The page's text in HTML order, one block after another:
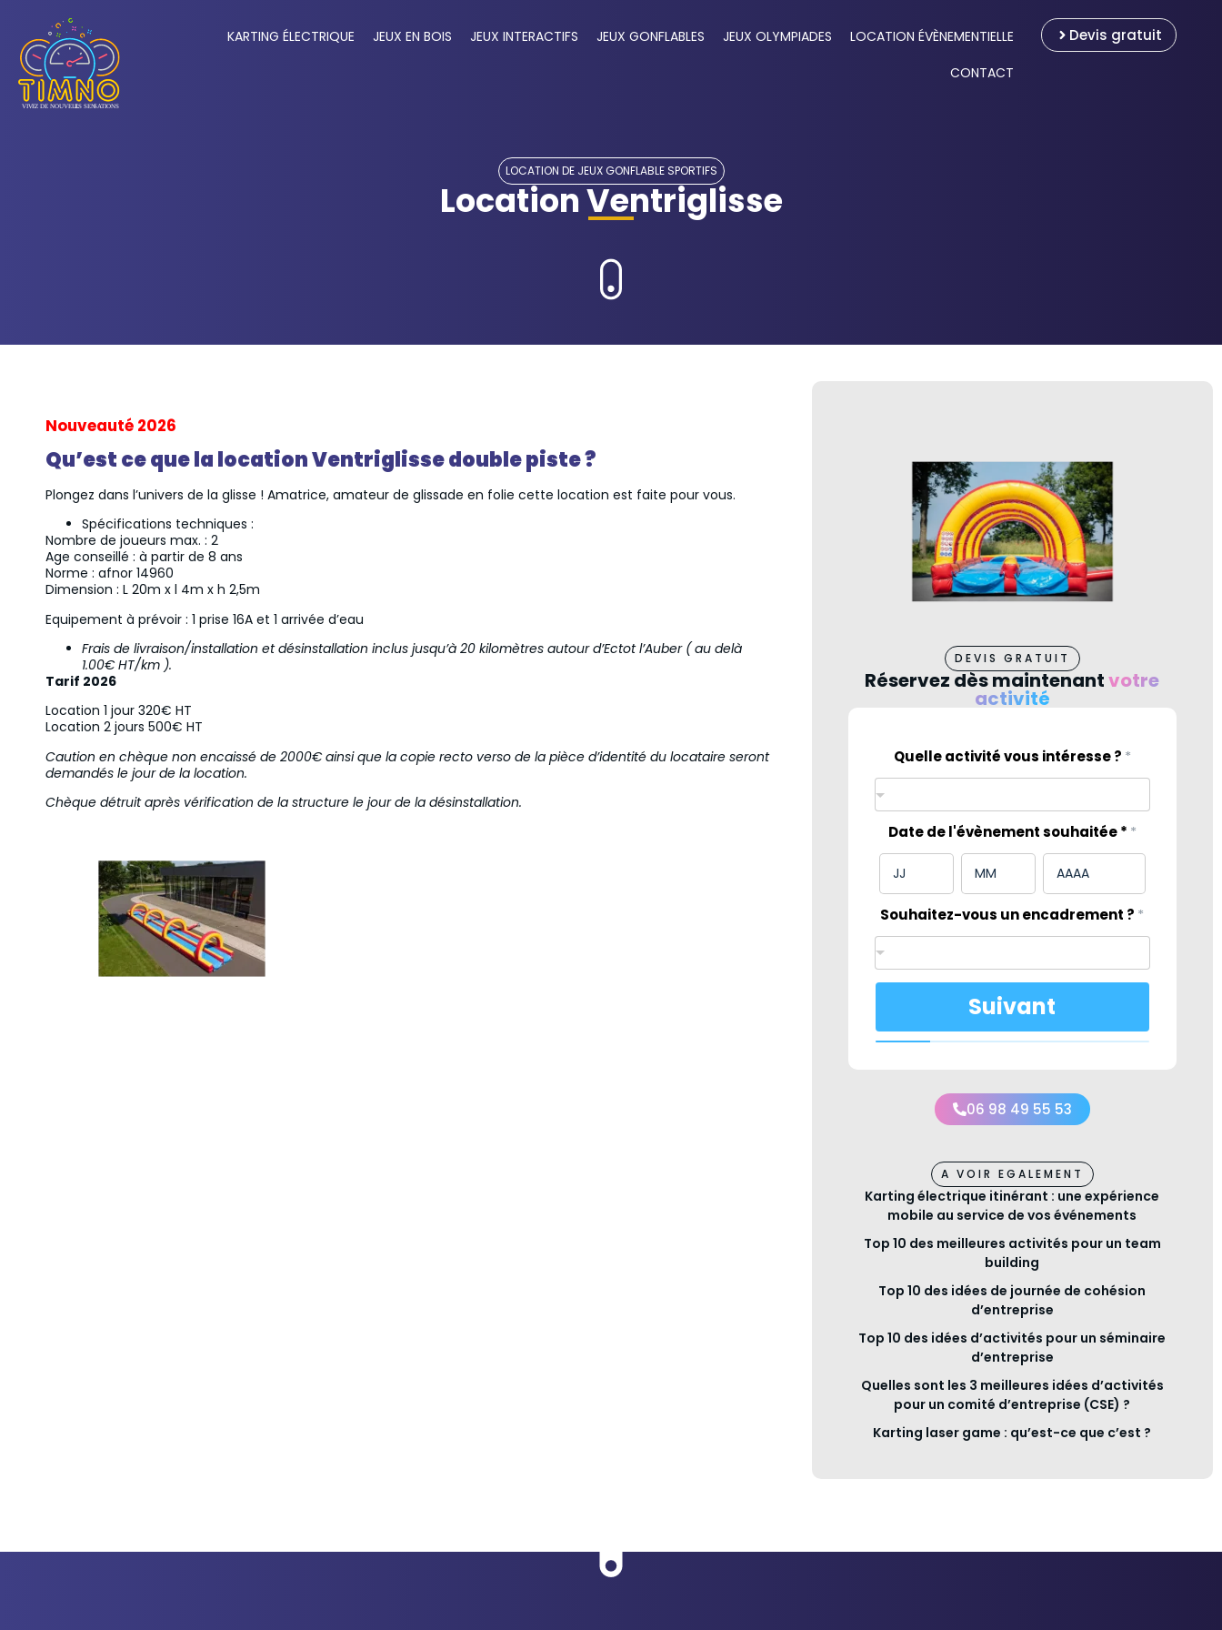
KARTING ÉLECTRIQUE JEUX EN BOIS JEUX INTERACTIFS JEUX GONFLABLES JEUX OLYMPIADES
LOCATION ÉVÈNEMENTIELLE
CONTACT
Devis gratuit
LOCATION DE JEUX GONFLABLE SPORTIFS
Location Ventriglisse
Nouveauté 2026
Qu’est ce que la location Ventriglisse double piste ?
Plongez dans l’univers de la glisse ! Amatrice, amateur de glissade en folie cette location est faite pour vous.
Spécifications techniques :
Nombre de joueurs max. : 2
Age conseillé : à partir de 8 ans
Norme : afnor 14960
Dimension : L 20m x l 4m x h 2,5m
Equipement à prévoir : 1 prise 16A et 1 arrivée d’eau
Frais de livraison/installation et désinstallation inclus jusqu’à 20 kilomètres autour d’Ectot l’Auber ( au delà
1.00€ HT/km ).
Tarif 2026
Location 1 jour 320€ HT
Location 2 jours 500€ HT
Caution en chèque non encaissé de 2000€ ainsi que la copie recto verso de la pièce d’identité du locataire seront
demandés le jour de la location.
Chèque détruit après vérification de la structure le jour de la désinstallation.
DEVIS GRATUIT
Réservez dès maintenantvotre
activité
Quelle activité vous intéresse ? *
Date de l'évènement souhaitée * *
Souhaitez-vous un encadrement ? *
Suivant
06 98 49 55 53
A VOIR EGALEMENT
Karting électrique itinérant : une expérience
mobile au service de vos événements
Top 10 des meilleures activités pour un team
building
Top 10 des idées de journée de cohésion
d’entreprise
Top 10 des idées d’activités pour un séminaire
d’entreprise
Quelles sont les 3 meilleures idées d’activités
pour un comité d’entreprise (CSE) ?
Karting laser game : qu’est-ce que c’est ?